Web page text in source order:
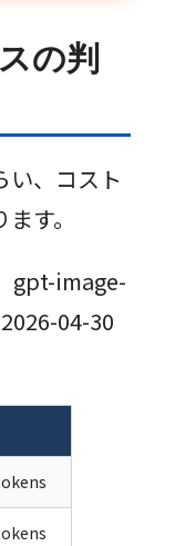
の判
い、コスト
す。
gpt-image-
04-30